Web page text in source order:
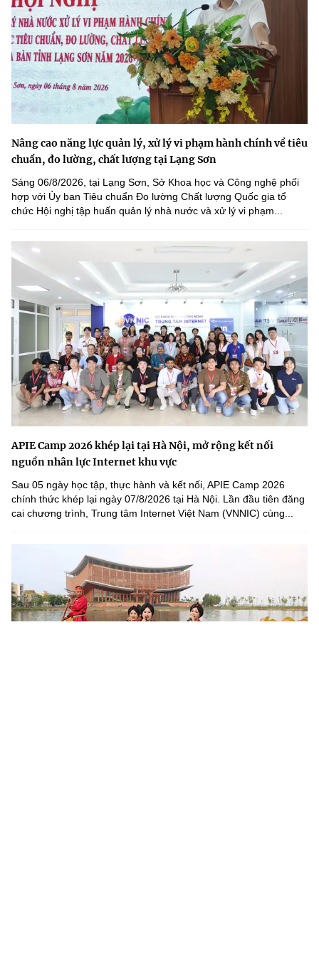
Nâng cao năng lực quản lý, xử lý vi phạm hành chính về tiêu
chuẩn, đo lường, chất lượng tại Lạng Sơn
Sáng 06/8/2026, tại Lạng Sơn, Sở Khoa học và Công nghệ phối
hợp với Ủy ban Tiêu chuẩn Đo lường Chất lượng Quốc gia tổ
chức Hội nghị tập huấn quản lý nhà nước và xử lý vi phạm...
APIE Camp 2026 khép lại tại Hà Nội, mở rộng kết nối
nguồn nhân lực Internet khu vực
Sau 05 ngày học tập, thực hành và kết nối, APIE Camp 2026
chính thức khép lại ngày 07/8/2026 tại Hà Nội. Lần đầu tiên đăng
cai chương trình, Trung tâm Internet Việt Nam (VNNIC) cùng...